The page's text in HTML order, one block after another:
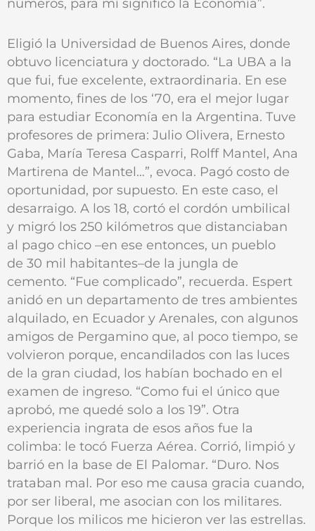
números, para mí significó la Economía”.
Eligió la Universidad de Buenos Aires, donde
obtuvo licenciatura y doctorado. “La UBA a la
que fui, fue excelente, extraordinaria. En ese
momento, fines de los ‘70, era el mejor lugar
para estudiar Economía en la Argentina. Tuve
profesores de primera: Julio Olivera, Ernesto
Gaba, María Teresa Casparri, Rolff Mantel, Ana
Martirena de Mantel…”, evoca. Pagó costo de
oportunidad, por supuesto. En este caso, el
desarraigo. A los 18, cortó el cordón umbilical
y migró los 250 kilómetros que distanciaban
al pago chico –en ese entonces, un pueblo
de 30 mil habitantes–de la jungla de
cemento. “Fue complicado”, recuerda. Espert
anidó en un departamento de tres ambientes
alquilado, en Ecuador y Arenales, con algunos
amigos de Pergamino que, al poco tiempo, se
volvieron porque, encandilados con las luces
de la gran ciudad, los habían bochado en el
examen de ingreso. “Como fui el único que
aprobó, me quedé solo a los 19”. Otra
experiencia ingrata de esos años fue la
colimba: le tocó Fuerza Aérea. Corrió, limpió y
barrió en la base de El Palomar. “Duro. Nos
trataban mal. Por eso me causa gracia cuando,
por ser liberal, me asocian con los militares.
Porque los milicos me hicieron ver las estrellas.